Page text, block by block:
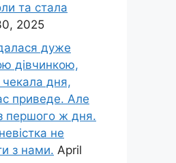
та стала
2025
дуже
дівчинкою,
дня,
приведе. Але
першого ж дня.
не
з нами. April